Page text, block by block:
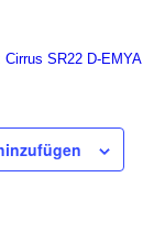
Cirrus SR22 D-EMYA